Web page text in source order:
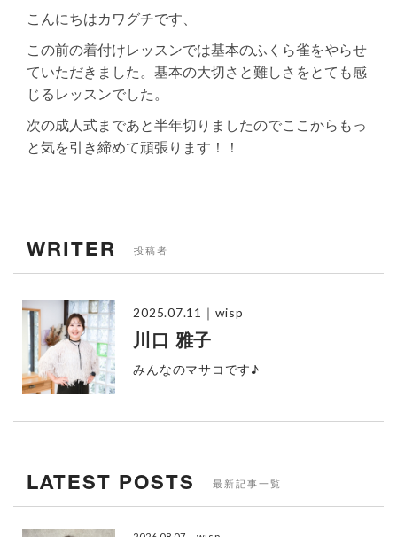
こんにちはカワグチです、
この前の着付けレッスンでは基本のふくら雀をやらせ
ていただきました。基本の大切さと難しさをとても感
じるレッスンでした。
次の成人式まであと半年切りましたのでここからもっ
と気を引き締めて頑張ります！！
WRITER 投稿者
2025.07.11 ｜wisp
川口 雅子
みんなのマサコです♪
LATEST POSTS 最新記事一覧